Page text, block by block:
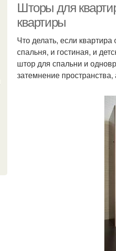
Шторы для
квартиры
Что делать, если
спальня, и гостиная, и
штор для спальни и
затемнение